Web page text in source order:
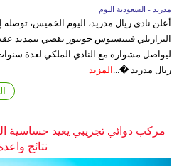
مدريد - السعودية اليوم
أعلن نادي ريال مدريد، اليوم الخميس،
ليواصل مشواره مع النادي الملكي لعدة
ريال مدريد �...
المزيد
مركب دوائي تجريبي يعيد حساسية
نتائج